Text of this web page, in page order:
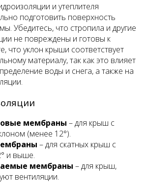
и утеплителя
подготовить поверхность
Убедитесь, что стропила и другие
не повреждены и готовы к
что уклон крыши соответствует
материалу, так как это влияет
воды и снега, а также на
мембраны – для крыш с
(менее 12°).
– для скатных крыш с
и выше.
мембраны – для крыш,
вентиляции.